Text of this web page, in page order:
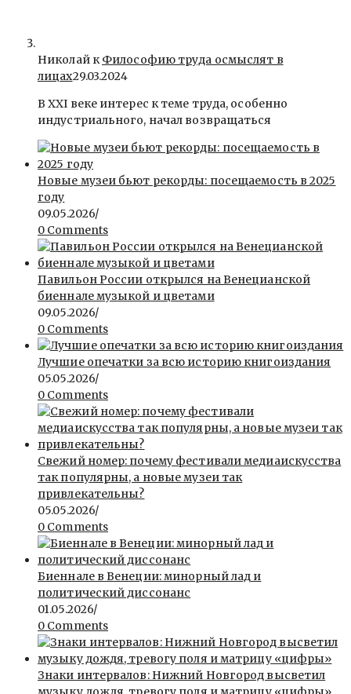
Николай к Философию труда осмыслят в
лицах29.03.2024
В ХХI веке интерес к теме труда, особенно
индустриального, начал возвращаться
Новые музеи бьют рекорды: посещаемость в 2025
году
09.05.2026/
0 Comments
Павильон России открылся на Венецианской
биеннале музыкой и цветами
09.05.2026/
0 Comments
Лучшие опечатки за всю историю книгоиздания
05.05.2026/
0 Comments
Свежий номер: почему фестивали медиаискусства
так популярны, а новые музеи так
привлекательны?
05.05.2026/
0 Comments
Биеннале в Венеции: минорный лад и
политический диссонанс
01.05.2026/
0 Comments
Знаки интервалов: Нижний Новгород высветил